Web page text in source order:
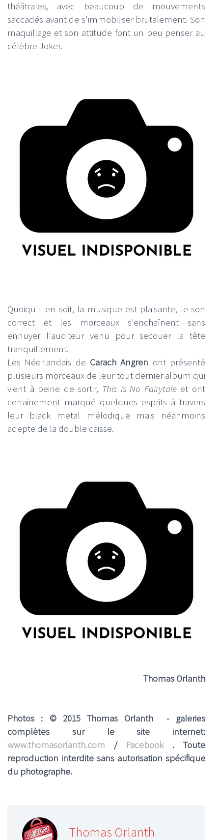
théâtrales, avec beaucoup de mouvements
saccadés avant de s'immobiliser brutalement. Son
maquillage et son attitude font un peu penser au
célèbre Joker.
Quoiqu'il en soit, la musique est plaisante, le son
correct et les morceaux s'enchaînent sans
ennuyer l'auditeur venu pour secouer la tête
tranquillement.
Les Néerlandais de Carach Angren ont présenté
plusieurs morceaux de leur tout dernier album qui
vient à peine de sortir, This is No Fairytaleet ont
certainement marqué quelques esprits à travers
leur black metal mélodique mais néanmoins
adepte de la double caisse.
Thomas Orlanth
Photos : © 2015 Thomas Orlanth - galeries
complètes sur le site internet:
www.thomasorlanth.com / Facebook. Toute
reproduction interdite sans autorisation spécifique
du photographe.
Thomas Orlanth